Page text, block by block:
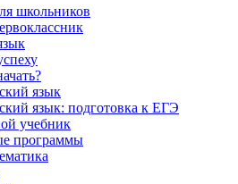
школьников
язык
язык: подготовка к ЕГЭ
учебник
программы